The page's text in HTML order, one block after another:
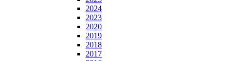
2024
2023
2020
2019
2018
2017